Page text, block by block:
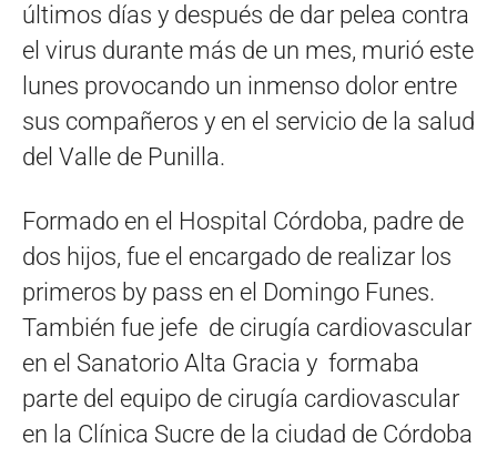
últimos días y después de dar pelea contra
el virus durante más de un mes, murió este
lunes provocando un inmenso dolor entre
sus compañeros y en el servicio de la salud
del Valle de Punilla.
Formado en el Hospital Córdoba, padre de
dos hijos, fue el encargado de realizar los
primeros by pass en el Domingo Funes.
También fue jefe de cirugía cardiovascular
en el Sanatorio Alta Gracia y formaba
parte del equipo de cirugía cardiovascular
en la Clínica Sucre de la ciudad de Córdoba